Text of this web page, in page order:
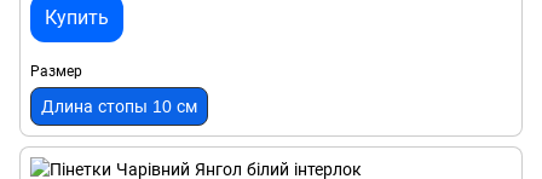
Купить
Размер
Длина стопы 10 см